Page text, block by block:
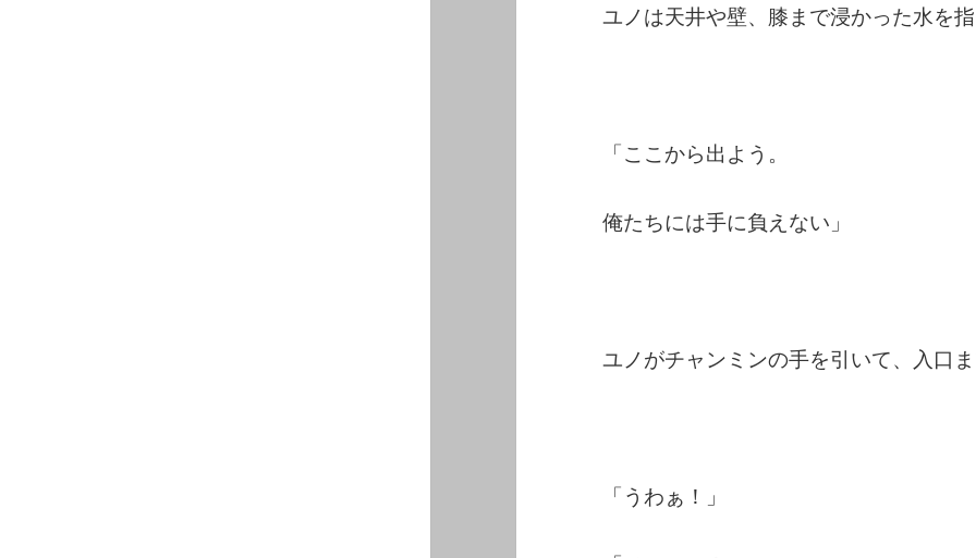
ユノは天井や壁、膝まで浸かった水を
「ここから出よう。
俺たちには手に負えない」
ユノがチャンミンの手を引いて、入口
「うわぁ！」